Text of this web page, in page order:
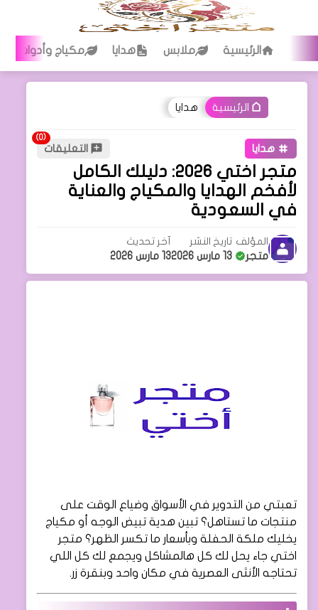
الرئيسية ملابس هدايا مكياج وأدوات
الرئيسية هدايا
هدايا التعليقات
متجر اختي 2026: دليلك الكامل
لأفخم الهدايا والمكياج والعناية
في السعودية
المؤلف
متجر
تاريخ النشر
13 مارس 2026
آخر تحديث
13 مارس 2026
تعبتي من التدوير في الأسواق وضياع الوقت على
منتجات ما تستاهل؟ تبين هدية تبيض الوجه أو مكياج
يخليك ملكة الحفلة وبأسعار ما تكسر الظهر؟ متجر
اختي جاء يحل لك كل هالمشاكل ويجمع لك كل اللي
تحتاجه الأنثى العصرية في مكان واحد وبنقرة زر.